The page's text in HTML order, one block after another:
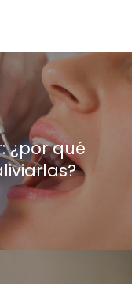
¿por qué